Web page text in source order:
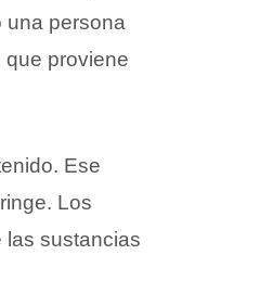
persona
proviene
Ese
Los
las sustancias